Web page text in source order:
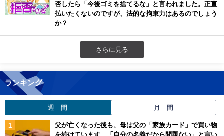
否したら「今後ゴミを捨てるな」と言われました。正直
払いたくないのですが、法的な拘束力はあるのでしょう
か？
さらに見る
ランキング
週 間 月 間
父が亡くなった後も、母は父の「家族カード」で買い物
を続けています。「自分の名義だから問題ない」と言い